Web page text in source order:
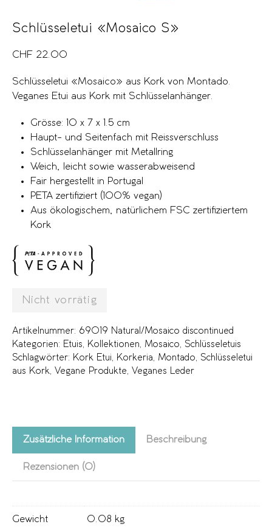
Schlüsseletui «Mosaico S»
CHF 22.00
Schlüsseletui «Mosaico» aus Kork von Montado.
Veganes Etui aus Kork mit Schlüsselanhänger.
Grösse: 10 x 7 x 1.5 cm
Haupt- und Seitenfach mit Reissverschluss
Schlüsselanhänger mit Metallring
Weich, leicht sowie wasserabweisend
Fair hergestellt in Portugal
PETA zertifiziert (100% vegan)
Aus ökologischem, natürlichem FSC zertifiziertem
Kork
Nicht vorrätig
Artikelnummer: 69019 Natural/Mosaico discontinued
Kategorien: Etuis Kollektionen Mosaico
Schlüsseletuis
Schlagwörter: Kork Etui Korkeria Montado
Schlüsseletui
aus Kork
Vegane Produkte Veganes Leder
Zusätzliche Information Beschreibung
Rezensionen (0)
Gewicht 0.08 kg